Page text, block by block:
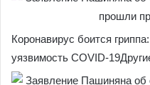
Коронавирус боится
уязвимость COVID-